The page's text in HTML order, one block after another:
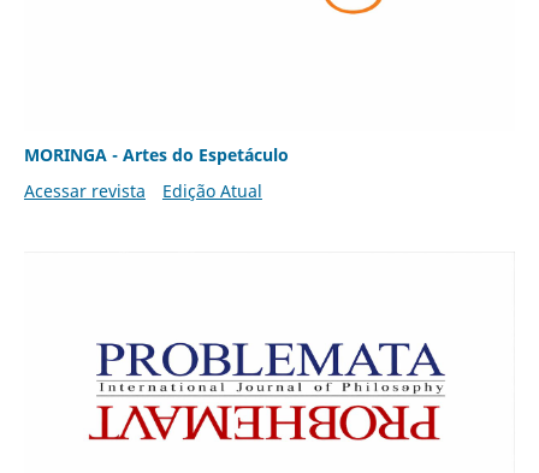
MORINGA - Artes do Espetáculo
Acessar revista
Edição Atual